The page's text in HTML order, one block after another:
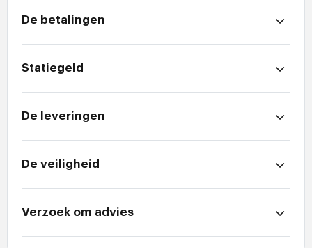
De betalingen
Statiegeld
De leveringen
De veiligheid
Verzoek om advies